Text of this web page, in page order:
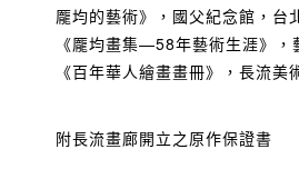
龎均的藝術》，國父紀念館，
《龎均畫集—58年藝術生涯》
《百年華人繪畫畫冊》，長流
附長流畫廊開立之原作保證書